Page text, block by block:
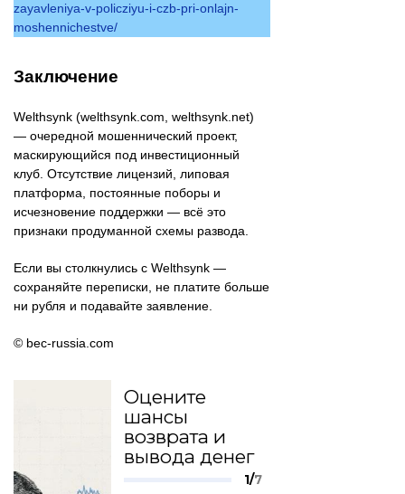
zayavleniya-v-policziyu-i-czb-pri-onlajn-
moshennichestve/
Заключение
Welthsynk (welthsynk.com, welthsynk.net)
— очередной мошеннический проект,
маскирующийся под инвестиционный
клуб. Отсутствие лицензий, липовая
платформа, постоянные поборы и
исчезновение поддержки — всё это
признаки продуманной схемы развода.
Если вы столкнулись с Welthsynk —
сохраняйте переписки, не платите больше
ни рубля и подавайте заявление.
© bec-russia.com
Оцените
шансы
возврата и
вывода денег
1/7